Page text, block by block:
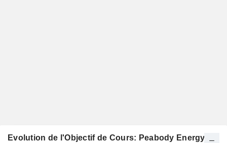
Evolution de l'Objectif de Cours: Peabody Energy